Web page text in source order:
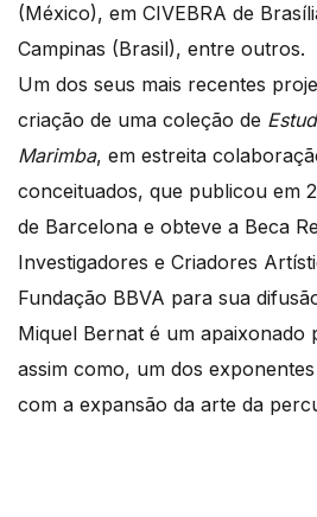
(México), em CIVEBRA de
Campinas (Brasil), entre outros.
Um dos seus mais recentes
criação de uma coleção de
Marimba, em estreita
conceituados, que publicou em
de Barcelona e obteve a Beca
Investigadores e Criadores
Fundação BBVA para sua
Miquel Bernat é um apaixonado
assim como, um dos
com a expansão da arte da